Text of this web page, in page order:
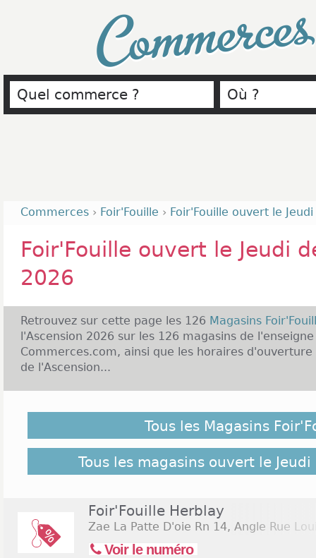
Commerces › Foir'Fouille › Foir'Fouille ouvert le
Foir'Fouille ouvert le Jeudi
2026
Retrouvez sur cette page les 126 Magasins
l'Ascension 2026 sur les 126 magasins de
Commerces.com, ainsi que les horaires d'ouverture
de l'Ascension...
Jeudi de l'Ascension 2026 ne soient pas
pour retrouver l'ensemble des magasins de
Commerces.com :126 Magasins Foir'Fouille
Tous les Magasins
Tous les magasins ouvert le
Foir'Fouille Herblay
Zae La Patte D'oie Rn 14, Angle Rue
Voir le numéro